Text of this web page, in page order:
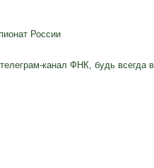
России
канал ФНК, будь всегда